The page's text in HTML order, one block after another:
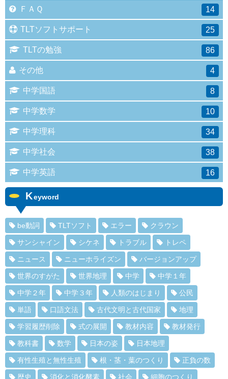
ＦＡＱ 14
TLTソフトサポート 25
TLTの勉強 86
その他 4
中学国語 8
中学数学 10
中学理科 34
中学社会 38
中学英語 16
Keyword
be動詞 TLTソフト エラー クラウン
サンシャイン シケネ トラブル トレペ
ニュース ニューホライズン バージョンアップ
世界のすがた 世界地理 中学 中学１年
中学２年 中学３年 人類のはじまり 公民
単語 口語文法 古代文明と古代国家 地理
学習履歴削除 式の展開 教材内容 教材発行
教科書 数学 日本の姿 日本地理
有性生殖と無性生殖 根・茎・葉のつくり 正負の数
歴史 消化と消化酵素 社会 細胞のつくり